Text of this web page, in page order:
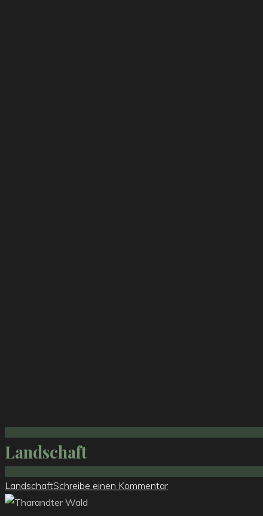
Landschaft
LandschaftSchreibe einen Kommentar